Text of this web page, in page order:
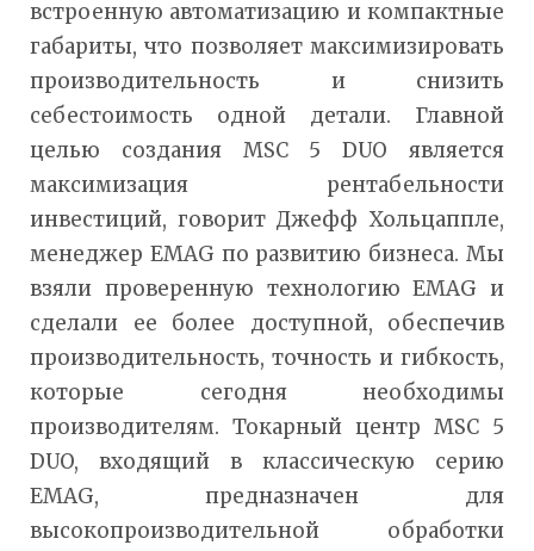
встроенную автоматизацию и компактные
габариты, что позволяет максимизировать
производительность и снизить
себестоимость одной детали. Главной
целью создания MSC 5 DUO является
максимизация рентабельности
инвестиций, говорит Джефф Хольцаппле,
менеджер EMAG по развитию бизнеса. Мы
взяли проверенную технологию EMAG и
сделали ее более доступной, обеспечив
производительность, точность и гибкость,
которые сегодня необходимы
производителям. Токарный центр MSC 5
DUO, входящий в классическую серию
EMAG, предназначен для
высокопроизводительной обработки